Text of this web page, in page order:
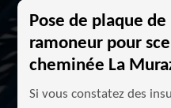
Pose de plaque
ramoneur pour
cheminée La
Si vous constatez des